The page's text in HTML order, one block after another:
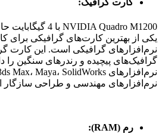
کارت گرافیک:
یکی از بهترین کارت‌های گرافیکی برای
نرم‌افزارهای گرافیکی است. این کارت
گرافیک‌های پیچیده و رندرهای سنگین را
نرم‌افزارهای مهندسی و طراحی
رم (RAM):